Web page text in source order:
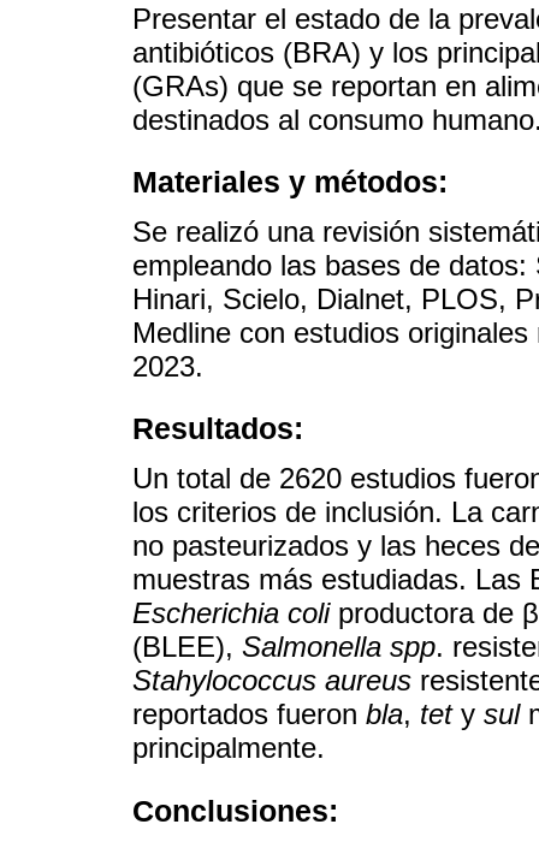
Presentar el estado de la
antibióticos (BRA) y los
(GRAs) que se reportan en
destinados al consumo
Materiales y métodos:
Se realizó una revisión
empleando las bases de
Hinari, Scielo, Dialnet, PLOS,
Medline con estudios
2023.
Resultados:
Un total de 2620 estudios
los criterios de inclusión. La
no pasteurizados y las heces
muestras más estudiadas. Las
Escherichia coliproductora de
(BLEE), Salmonella spp.
Stahylococcus aureus
reportados fueron bla, tety sul
principalmente.
Conclusiones: